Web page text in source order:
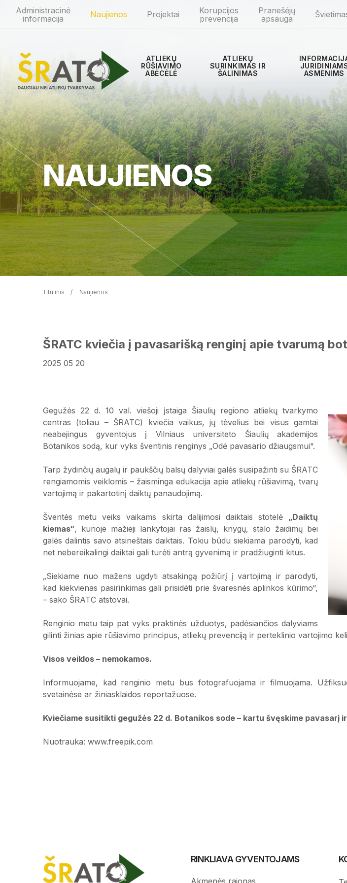
Administracinė
informacija
Naujienos Projektai
Korupcijos
prevencija
Pranešėjų
apsauga
ATLIEKŲ
RŪŠIAVIMO
ABĖCĖLĖ
ATLIEKŲ
SURINKIMAS IR
ŠALINIMAS
ASMENIMS
NAUJIENOS
Titulinis Naujienos
ŠRATC kviečia į pavasarišką renginį apie tvarumą
2025 05 20
Gegužės 22 d. 10 val. viešoji įstaiga Šiaulių regiono atliekų tvarkymo
centras (toliau – ŠRATC) kviečia vaikus, jų tėvelius bei visus gamtai
neabejingus gyventojus į Vilniaus universiteto Šiaulių akademijos
Botanikos sodą, kur vyks šventinis renginys „Odė pavasario džiaugsmui“.
Tarp žydinčių augalų ir paukščių balsų dalyviai galės susipažinti su ŠRATC
rengiamomis veiklomis – žaisminga edukacija apie atliekų rūšiavimą, tvarų
vartojimą ir pakartotinį daiktų panaudojimą.
Šventės metu veiks vaikams skirta dalijimosi daiktais stotelė „Daiktų
kiemas“, kurioje mažieji lankytojai ras žaislų, knygų, stalo žaidimų bei
galės dalintis savo atsineštais daiktais. Tokiu būdu siekiama parodyti, kad
net nebereikalingi daiktai gali turėti antrą gyvenimą ir pradžiuginti kitus.
„Siekiame nuo mažens ugdyti atsakingą požiūrį į vartojimą ir parodyti,
kad kiekvienas pasirinkimas gali prisidėti prie švaresnės aplinkos kūrimo“,
– sako ŠRATC atstovai.
Renginio metu taip pat vyks praktinės užduotys, padėsiančios dalyviams
gilinti žinias apie rūšiavimo principus, atliekų prevenciją ir perteklinio vartojimo
Visos veiklos – nemokamos.
Informuojame, kad renginio metu bus fotografuojama ir filmuojama.
svetainėse ar žiniasklaidos reportažuose.
Kviečiame susitikti gegužės 22 d. Botanikos sode – kartu švęskime pavasarį
Nuotrauka: www.freepik.com
RINKLIAVA GYVENTOJAMS
Akmenės rajonas